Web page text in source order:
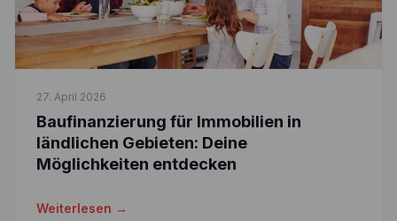
27. April 2026
Baufinanzierung für Immobilien in
ländlichen Gebieten: Deine
Möglichkeiten entdecken
Weiterlesen →